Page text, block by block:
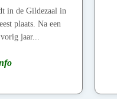
in de Gildezaal in
plaats. Na een
jaar...